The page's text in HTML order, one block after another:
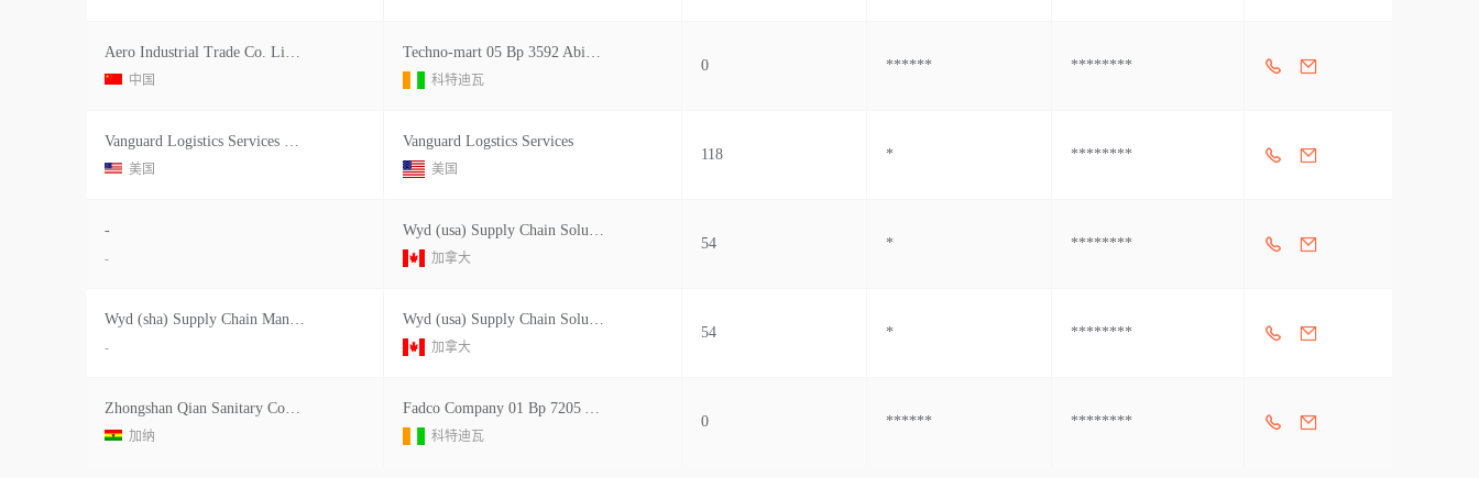
Aero Industrial Trade Co. Limited room 52 Unit 2 B
中国
Techno-mart 05 Bp 3592 Abidjan (ville) 05 treichvi
科特迪瓦
0 ****** ********
Vanguard Logistics Services Zhuhai
美国
Vanguard Logstics Services
美国
118 * ********
-
-
Wyd (usa) Supply Chain Solution Inc
加拿大
54 * ********
Wyd (sha) Supply Chain Management Co., Ltd.
-
Wyd (usa) Supply Chain Solution Inc
加拿大
54 * ********
Zhongshan Qian Sanitary Company 13 Zhiye Road, Tor
加纳
Fadco Company 01 Bp 7205 Abidjan (ville) 01 bd Val
科特迪瓦
0 ****** ********